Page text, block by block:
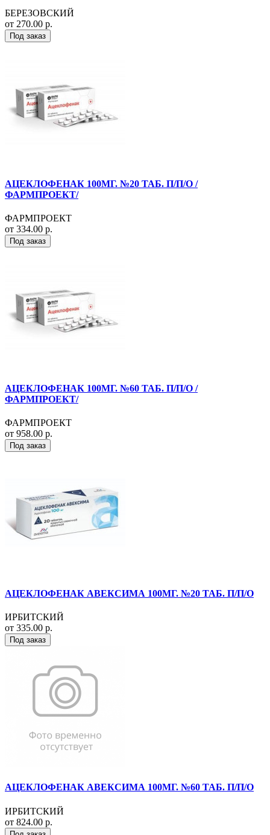
БЕРЕЗОВСКИЙ
от 270.00 р.
Под заказ
АЦЕКЛОФЕНАК 100МГ. №20 ТАБ. П/П/О /
ФАРМПРОЕКТ/
ФАРМПРОЕКТ
от 334.00 р.
Под заказ
АЦЕКЛОФЕНАК 100МГ. №60 ТАБ. П/П/О /
ФАРМПРОЕКТ/
ФАРМПРОЕКТ
от 958.00 р.
Под заказ
АЦЕКЛОФЕНАК АВЕКСИМА 100МГ. №20 ТАБ. П/П/О
ИРБИТСКИЙ
от 335.00 р.
Под заказ
АЦЕКЛОФЕНАК АВЕКСИМА 100МГ. №60 ТАБ. П/П/О
ИРБИТСКИЙ
от 824.00 р.